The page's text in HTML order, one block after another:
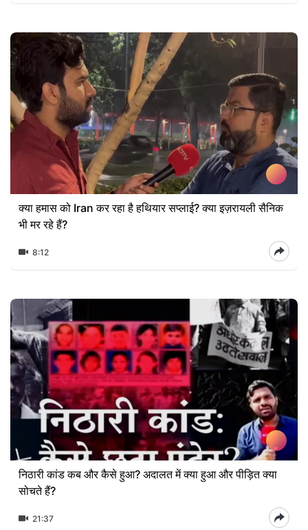
क्या हमास को Iran कर रहा है हथियार सप्लाई? क्या इज़रायली सैनिक
भी मर रहे हैं?
8:12
निठारी कांड कब और कैसे हुआ? अदालत में क्या हुआ और पीड़ित क्या
सोचते हैं?
21:37